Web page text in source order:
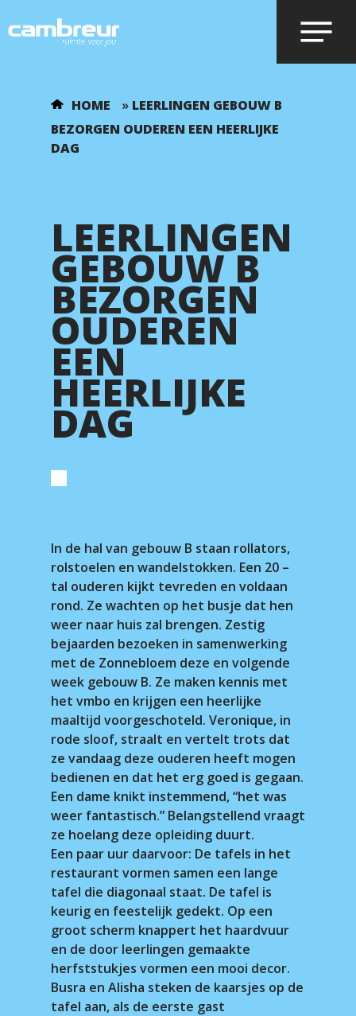
Voer je zoekopdracht in en druk op
HOME » LEERLINGEN GEBOUW B
BEZORGEN OUDEREN EEN HEERLIJKE
DAG
LEERLINGEN
GEBOUW B
BEZORGEN
OUDEREN
EEN
HEERLIJKE
DAG
In de hal van gebouw B staan rollators,
rolstoelen en wandelstokken. Een 20 –
tal ouderen kijkt tevreden en voldaan
rond. Ze wachten op het busje dat hen
weer naar huis zal brengen. Zestig
bejaarden bezoeken in samenwerking
met de Zonnebloem deze en volgende
week gebouw B. Ze maken kennis met
het vmbo en krijgen een heerlijke
maaltijd voorgeschoteld. Veronique, in
rode sloof, straalt en vertelt trots dat
ze vandaag deze ouderen heeft mogen
bedienen en dat het erg goed is gegaan.
Een dame knikt instemmend, “het was
weer fantastisch.” Belangstellend vraagt
ze hoelang deze opleiding duurt.
Een paar uur daarvoor: De tafels in het
restaurant vormen samen een lange
tafel die diagonaal staat. De tafel is
keurig en feestelijk gedekt. Op een
groot scherm knappert het haardvuur
en de door leerlingen gemaakte
herfststukjes vormen een mooi decor.
Busra en Alisha steken de kaarsjes op de
tafel aan, als de eerste gast